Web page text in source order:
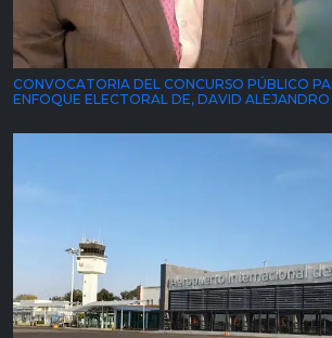
CONVOCATORIA DEL CONCURSO PÚBLICO
ENFOQUE ELECTORAL DE, DAVID